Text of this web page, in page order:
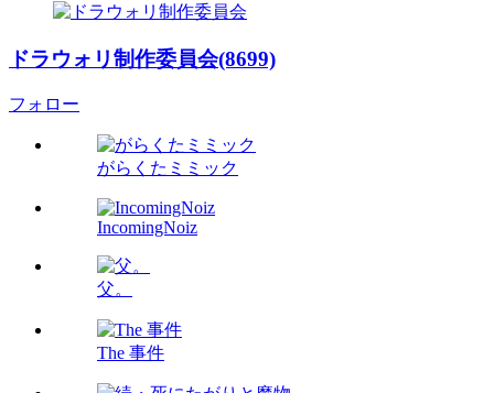
ドラウォリ制作委員会(8699)
フォロー
がらくたミミック
IncomingNoiz
父。
The 事件